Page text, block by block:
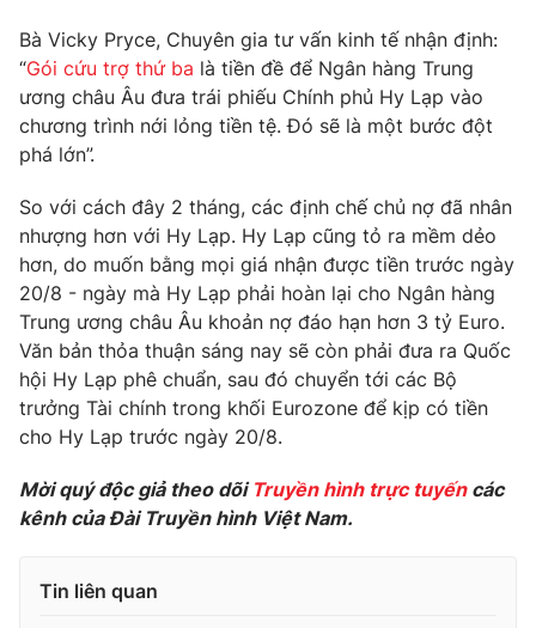
Emagazine Podcast
Photo Infographic
Video Shorts video
VTV Money VTV Thể thao
VTV Sức khoẻ Bất động sản
Thị trường 24h Tấm lòng Việt
VTV4 Vươn mình bằng AI
Bà Vicky Pryce, Chuyên gia tư vấn kinh tế nhận định:
“Gói cứu trợ thứ ba là tiền đề để Ngân hàng Trung
ương châu Âu đưa trái phiếu Chính phủ Hy Lạp vào
chương trình nới lỏng tiền tệ. Đó sẽ là một bước đột
phá lớn”.
So với cách đây 2 tháng, các định chế chủ nợ đã nhân
nhượng hơn với Hy Lạp. Hy Lạp cũng tỏ ra mềm dẻo
hơn, do muốn bằng mọi giá nhận được tiền trước ngày
20/8 - ngày mà Hy Lạp phải hoàn lại cho Ngân hàng
Trung ương châu Âu khoản nợ đáo hạn hơn 3 tỷ Euro.
Văn bản thỏa thuận sáng nay sẽ còn phải đưa ra Quốc
hội Hy Lạp phê chuẩn, sau đó chuyển tới các Bộ
trưởng Tài chính trong khối Eurozone để kịp có tiền
cho Hy Lạp trước ngày 20/8.
Mời quý độc giả theo dõi Truyền hình trực tuyếncác
kênh của Đài Truyền hình Việt Nam.
Tin liên quan